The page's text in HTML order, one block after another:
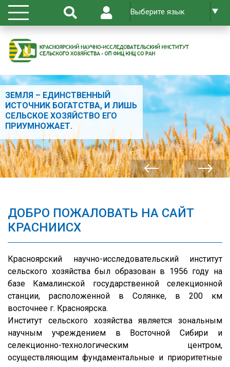
ЗЕМЛЯ – ЕДИНСТВЕННЫЙ
ИСТОЧНИК БОГАТСТВА, И ЛИШЬ
СЕЛЬСКОЕ ХОЗЯЙСТВО ЕГО
ПРИУМНОЖАЕТ.
ДОБРО ПОЖАЛОВАТЬ НА САЙТ
КРАСНИИСХ
Красноярский научно-исследовательский институт
сельского хозяйства был образован в 1956 году на
базе Камалинской государственной селекционной
станции, расположенной в Солянке, в 200 км
восточнее г. Красноярска.
Институт сельского хозяйства является зональным
научным учреждением в Восточной Сибири и
селекционно-технологическим центром,
осуществляющим фундаментальные и приоритетные